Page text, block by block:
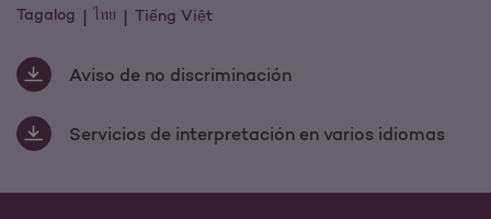
Tagalog
ไทย Tiếng Việt
Aviso de no discriminación
Servicios de interpretación en varios idiomas